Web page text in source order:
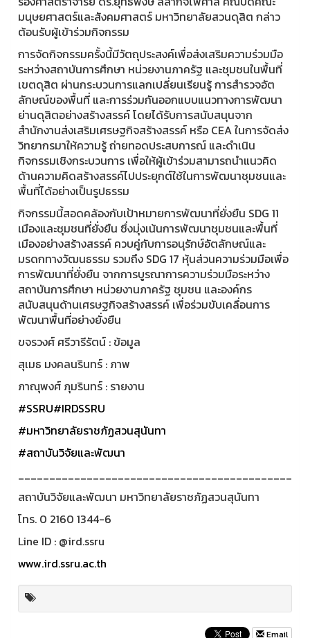
มนุษยศาสตร์และสังคมศาสตร์ มหาวิทยาลัยสวนดุสิต กล่าว
ต้อนรับผู้เข้าร่วมกิจกรรม
การจัดกิจกรรมครั้งนี้มีวัตถุประสงค์เพื่อส่งเสริมความร่วมมือ
ระหว่างสถาบันการศึกษา หน่วยงานภาครัฐ และชุมชนในพื้นที่
เขตดุสิต ผ่านกระบวนการแลกเปลี่ยนเรียนรู้ การสำรวจอัต
ลักษณ์ของพื้นที่ และการร่วมกันออกแบบแนวทางการพัฒนา
ย่านดุสิตอย่างสร้างสรรค์ โดยได้รับการสนับสนุนจาก
สำนักงานส่งเสริมเศรษฐกิจสร้างสรรค์ หรือ CEA ในการจัดส่ง
วิทยากรมาให้ความรู้ ถ่ายทอดประสบการณ์ และดำเนิน
กิจกรรมเชิงกระบวนการ เพื่อให้ผู้เข้าร่วมสามารถนำแนวคิด
ด้านความคิดสร้างสรรค์ไปประยุกต์ใช้ในการพัฒนาชุมชนและ
พื้นที่ได้อย่างเป็นรูปธรรม
กิจกรรมนี้สอดคล้องกับเป้าหมายการพัฒนาที่ยั่งยืน SDG 11
เมืองและชุมชนที่ยั่งยืน ซึ่งมุ่งเน้นการพัฒนาชุมชนและพื้นที่
เมืองอย่างสร้างสรรค์ ควบคู่กับการอนุรักษ์อัตลักษณ์และ
มรดกทางวัฒนธรรม รวมถึง SDG 17 หุ้นส่วนความร่วมมือเพื่อ
การพัฒนาที่ยั่งยืน จากการบูรณาการความร่วมมือระหว่าง
สถาบันการศึกษา หน่วยงานภาครัฐ ชุมชน และองค์กร
สนับสนุนด้านเศรษฐกิจสร้างสรรค์ เพื่อร่วมขับเคลื่อนการ
พัฒนาพื้นที่อย่างยั่งยืน
ขจรวงศ์ ศรีวารีรัตน์ : ข้อมูล
สุเมธ มงคลนรินทร์ : ภาพ
ภาณุพงศ์ ภุมรินทร์ : รายงาน
#SSRU#IRDSSRU
#มหาวิทยาลัยราชภัฏสวนสุนันทา
#สถาบันวิจัยและพัฒนา
____________________________________________
สถาบันวิจัยและพัฒนา มหาวิทยาลัยราชภัฏสวนสุนันทา
โทร. 0 2160 1344-6
Line ID : @ird.ssru
www.ird.ssru.ac.th
Email